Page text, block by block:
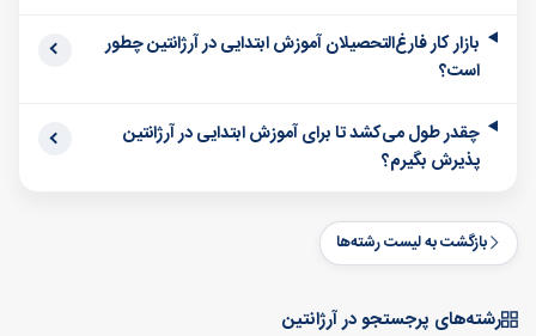
بازار کار فارغ‌التحصیلان آموزش ابتدایی در آرژانتین چطور
است؟
چقدر طول می‌کشد تا برای آموزش ابتدایی در آرژانتین
پذیرش بگیرم؟
بازگشت به لیست رشته‌ها
رشته‌های پرجستجو در آرژانتین